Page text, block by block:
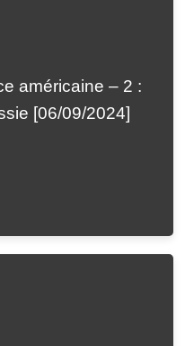
américaine – 2 :
[06/09/2024]